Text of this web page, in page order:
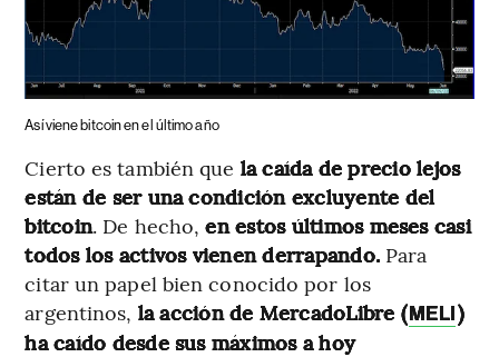
Así viene bitcoin en el último año
Cierto es también que la caída de precio lejos
están de ser una condición excluyente del
bitcoin. De hecho, en estos últimos meses casi
todos los activos vienen derrapando. Para
citar un papel bien conocido por los
argentinos, la acción de MercadoLibre (MELI)
ha caído desde sus máximos a hoy